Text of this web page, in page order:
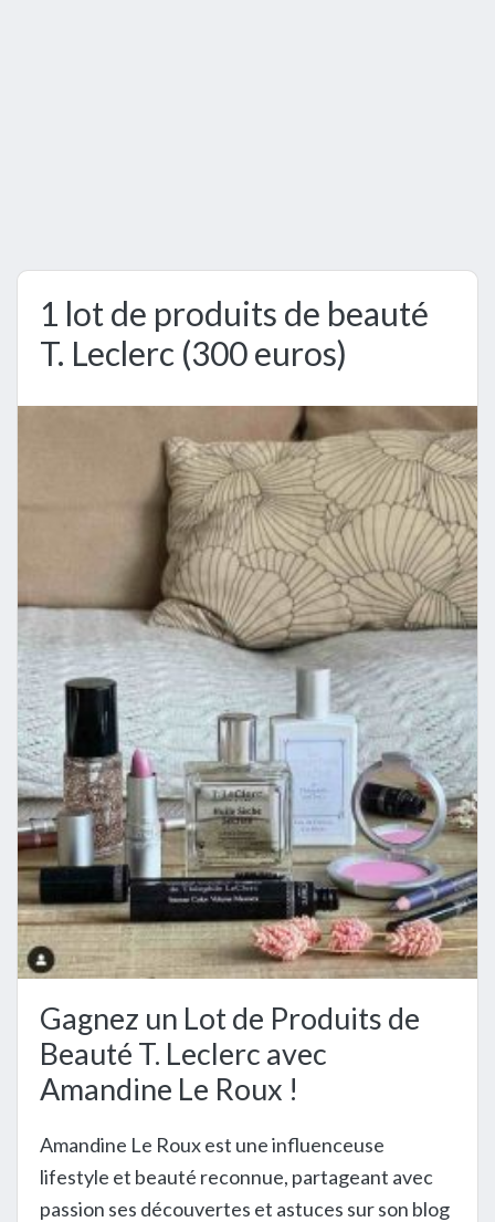
1 lot de produits de beauté
T. Leclerc (300 euros)
Gagnez un Lot de Produits de
Beauté T. Leclerc avec
Amandine Le Roux !
Amandine Le Roux est une influenceuse
lifestyle et beauté reconnue, partageant avec
passion ses découvertes et astuces sur son blog